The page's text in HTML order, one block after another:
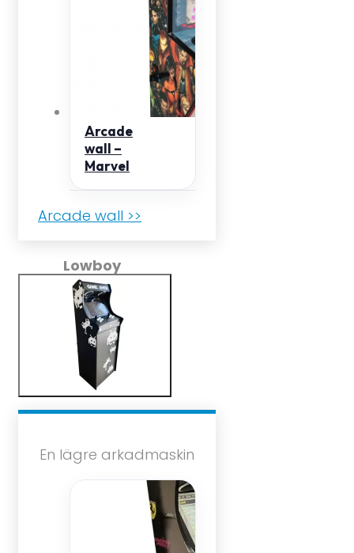
Arcade
wall –
Marvel
Arcade wall >>
Lowboy
En lägre arkadmaskin